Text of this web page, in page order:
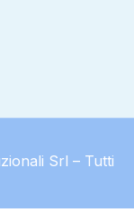
Srl – Tutti